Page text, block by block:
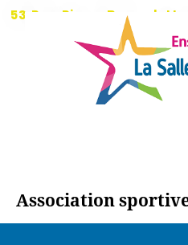
53 Rue Pierre Brossolette,
École
Association